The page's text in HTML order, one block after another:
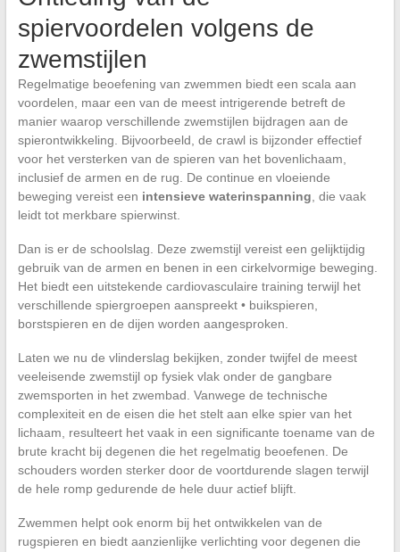
spiervoordelen volgens de
zwemstijlen
Regelmatige beoefening van zwemmen biedt een scala aan
voordelen, maar een van de meest intrigerende betreft de
manier waarop verschillende zwemstijlen bijdragen aan de
spierontwikkeling. Bijvoorbeeld, de crawl is bijzonder effectief
voor het versterken van de spieren van het bovenlichaam,
inclusief de armen en de rug. De continue en vloeiende
beweging vereist een intensieve waterinspanning , die vaak
leidt tot merkbare spierwinst.
Dan is er de schoolslag. Deze zwemstijl vereist een gelijktijdig
gebruik van de armen en benen in een cirkelvormige beweging.
Het biedt een uitstekende cardiovasculaire training terwijl het
verschillende spiergroepen aanspreekt • buikspieren,
borstspieren en de dijen worden aangesproken.
Laten we nu de vlinderslag bekijken, zonder twijfel de meest
veeleisende zwemstijl op fysiek vlak onder de gangbare
zwemsporten in het zwembad. Vanwege de technische
complexiteit en de eisen die het stelt aan elke spier van het
lichaam, resulteert het vaak in een significante toename van de
brute kracht bij degenen die het regelmatig beoefenen. De
schouders worden sterker door de voortdurende slagen terwijl
de hele romp gedurende de hele duur actief blijft.
Zwemmen helpt ook enorm bij het ontwikkelen van de
rugspieren en biedt aanzienlijke verlichting voor degenen die